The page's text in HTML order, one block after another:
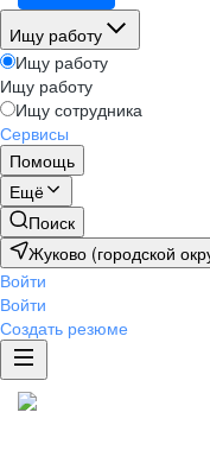
Ищу работу
Ищу работу
Ищу работу
Ищу сотрудника
Сервисы
Помощь
Ещё
Поиск
Жуково (городской
Войти
Войти
Создать резюме